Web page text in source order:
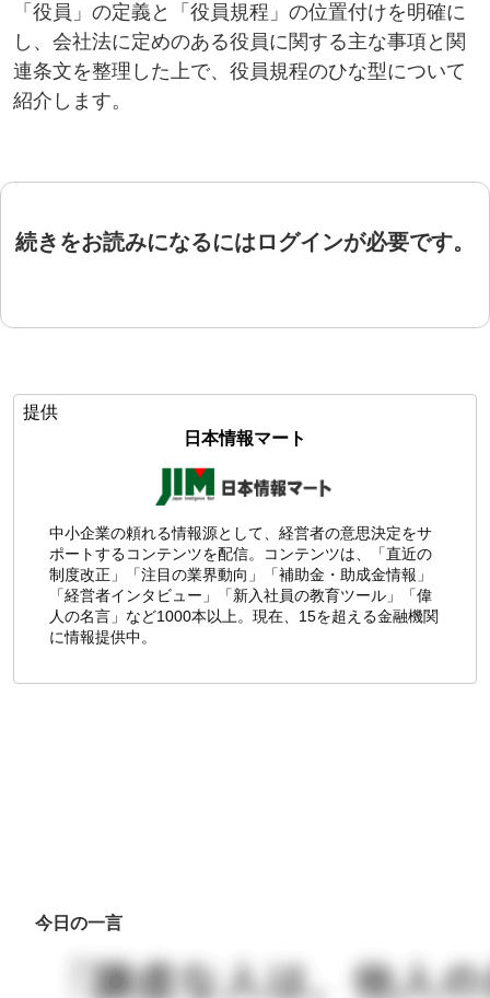
「役員」の定義と「役員規程」の位置付けを明確に
し、会社法に定めのある役員に関する主な事項と関
連条文を整理した上で、役員規程のひな型について
紹介します。
続きをお読みになるにはログインが必要です。
提供
日本情報マート
中小企業の頼れる情報源として、経営者の意思決定をサ
ポートするコンテンツを配信。コンテンツは、「直近の
制度改正」「注目の業界動向」「補助金・助成金情報」
「経営者インタビュー」「新入社員の教育ツール」「偉
人の名言」など1000本以上。現在、15を超える金融機関
に情報提供中。
今日の一言